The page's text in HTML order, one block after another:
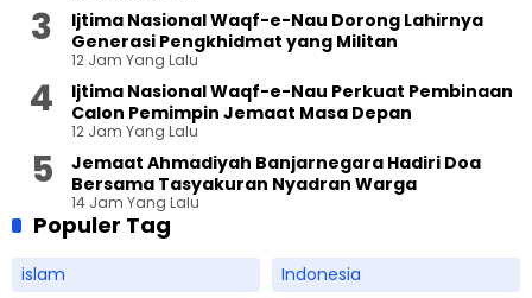
Ijtima Nasional Waqf-e-Nau Dorong Lahirnya
Generasi Pengkhidmat yang Militan
12 Jam Yang Lalu
Ijtima Nasional Waqf-e-Nau Perkuat Pembinaan
Calon Pemimpin Jemaat Masa Depan
12 Jam Yang Lalu
Jemaat Ahmadiyah Banjarnegara Hadiri Doa
Bersama Tasyakuran Nyadran Warga
14 Jam Yang Lalu
Populer Tag
islam
Indonesia